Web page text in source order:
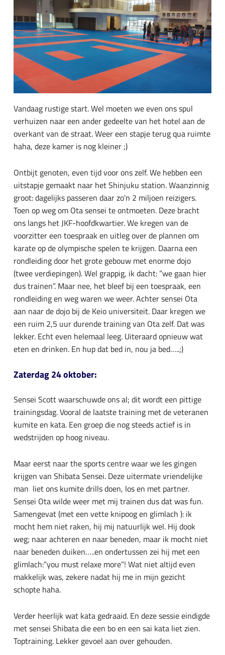
Vandaag rustige start. Wel moeten we even ons spul
verhuizen naar een ander gedeelte van het hotel aan de
overkant van de straat. Weer een stapje terug qua ruimte
haha, deze kamer is nog kleiner ;)
Ontbijt genoten, even tijd voor ons zelf. We hebben een
uitstapje gemaakt naar het Shinjuku station. Waanzinnig
groot: dagelijks passeren daar zo’n 2 miljoen reizigers.
Toen op weg om Ota sensei te ontmoeten. Deze bracht
ons langs het JKF-hoofdkwartier. We kregen van de
voorzitter een toespraak en uitleg over de plannen om
karate op de olympische spelen te krijgen. Daarna een
rondleiding door het grote gebouw met enorme dojo
(twee verdiepingen). Wel grappig, ik dacht: ”we gaan hier
dus trainen”. Maar nee, het bleef bij een toespraak, een
rondleiding en weg waren we weer. Achter sensei Ota
aan naar de dojo bij de Keio universiteit. Daar kregen we
een ruim 2,5 uur durende training van Ota zelf. Dat was
lekker. Echt even helemaal leeg. Uiteraard opnieuw wat
eten en drinken. En hup dat bed in, nou ja bed…..;)
Zaterdag 24 oktober:
Sensei Scott waarschuwde ons al; dit wordt een pittige
trainingsdag. Vooral de laatste training met de veteranen
kumite en kata. Een groep die nog steeds actief is in
wedstrijden op hoog niveau.
Maar eerst naar the sports centre waar we les gingen
krijgen van Shibata Sensei. Deze uitermate vriendelijke
man liet ons kumite drills doen, los en met partner.
Sensei Ota wilde weer met mij trainen dus dat was fun.
Samengevat (met een vette knipoog en glimlach ): ik
mocht hem niet raken, hij mij natuurlijk wel. Hij dook
weg; naar achteren en naar beneden, maar ik mocht niet
naar beneden duiken…..en ondertussen zei hij met een
glimlach:”you must relaxe more”! Wat niet altijd even
makkelijk was, zekere nadat hij me in mijn gezicht
schopte haha.
Verder heerlijk wat kata gedraaid. En deze sessie eindigde
met sensei Shibata die een bo en een sai kata liet zien.
Toptraining. Lekker gevoel aan over gehouden.